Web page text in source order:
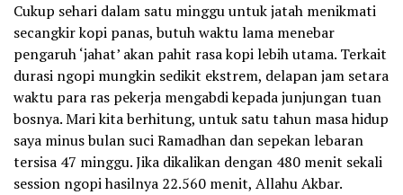
Cukup sehari dalam satu minggu untuk jatah menikmati
secangkir kopi panas, butuh waktu lama menebar
pengaruh ‘jahat’ akan pahit rasa kopi lebih utama. Terkait
durasi ngopi mungkin sedikit ekstrem, delapan jam setara
waktu para ras pekerja mengabdi kepada junjungan tuan
bosnya. Mari kita berhitung, untuk satu tahun masa hidup
saya minus bulan suci Ramadhan dan sepekan lebaran
tersisa 47 minggu. Jika dikalikan dengan 480 menit sekali
session ngopi hasilnya 22.560 menit, Allahu Akbar.